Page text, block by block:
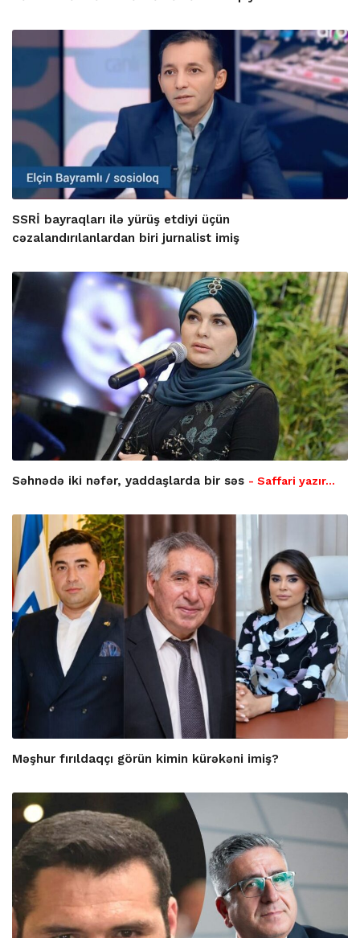
SSRİ bayraqları ilə yürüş etdiyi üçün
cəzalandırılanlardan biri jurnalist imiş
Səhnədə iki nəfər, yaddaşlarda bir səs - Saffari yazır…
Məşhur fırıldaqçı görün kimin kürəkəni imiş?